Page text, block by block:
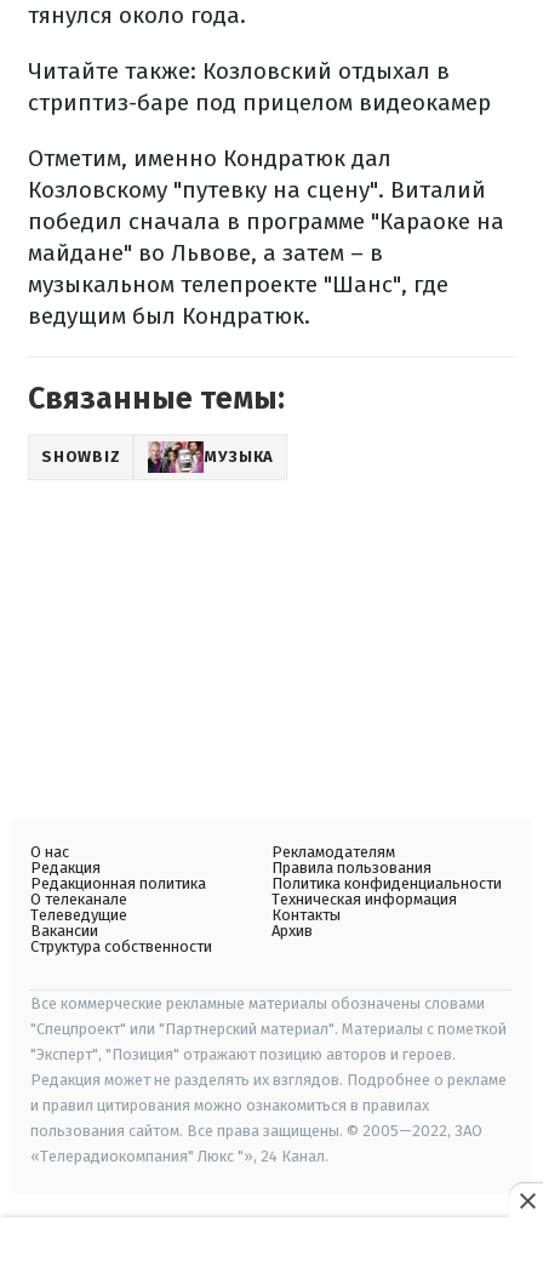
тянулся около года.
Читайте также: Козловский отдыхал в
стриптиз-баре под прицелом видеокамер
Отметим, именно Кондратюк дал
Козловскому "путевку на сцену". Виталий
победил сначала в программе "Караоке на
майдане" во Львове, а затем – в
музыкальном телепроекте "Шанс", где
ведущим был Кондратюк.
Связанные темы:
SHOWBIZ МУЗЫКА
О нас
Редакция
Редакционная политика
О телеканале
Телеведущие
Вакансии
Структура собственности
Рекламодателям
Правила пользования
Политика конфиденциальности
Техническая информация
Контакты
Архив
Все коммерческие рекламные материалы обозначены словами
"Спецпроект" или "Партнерский материал". Материалы с пометкой
"Эксперт", "Позиция" отражают позицию авторов и героев.
Редакция может не разделять их взглядов. Подробнее о рекламе
и правил цитирования можно ознакомиться в правилах
пользования сайтом. Все права защищены. © 2005—2022, ЗАО
«Телерадиокомпания" Люкс "», 24 Канал.